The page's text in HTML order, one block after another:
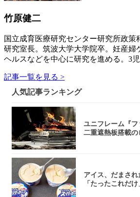
竹原健二
国立成育医療研究センター研究所政
研究室長。筑波大学大学院卒。妊産婦
ヘルスなどを中心に研究を進める。3児
記事一覧を見る >
人気記事ランキング
ユニフレーム『フ
二重遮熱板搭載
アイス、だまさ
「たったこれだ